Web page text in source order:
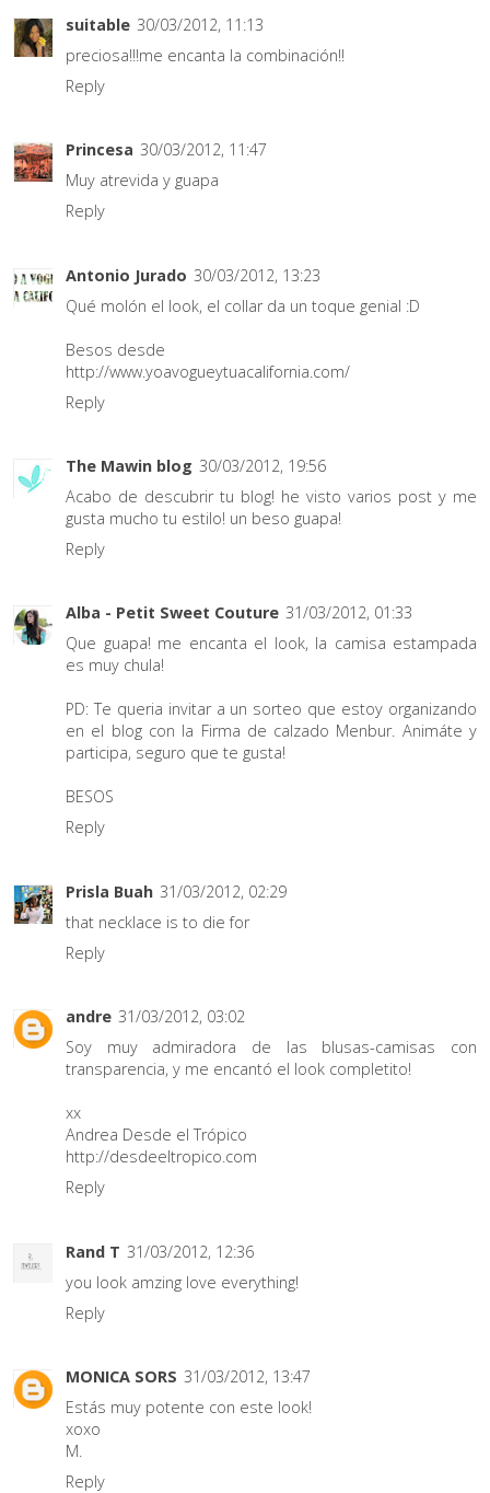
suitable 30/03/2012, 11:13
preciosa!!!me encanta la combinación!!
Reply
Princesa 30/03/2012, 11:47
Muy atrevida y guapa
Reply
Antonio Jurado 30/03/2012, 13:23
Qué molón el look, el collar da un toque genial :D
Besos desde
http://www.yoavogueytuacalifornia.com/
Reply
The Mawin blog 30/03/2012, 19:56
Acabo de descubrir tu blog! he visto varios post y me
gusta mucho tu estilo! un beso guapa!
Reply
Alba - Petit Sweet Couture 31/03/2012, 01:33
Que guapa! me encanta el look, la camisa estampada
es muy chula!
PD: Te queria invitar a un sorteo que estoy organizando
en el blog con la Firma de calzado Menbur. Animáte y
participa, seguro que te gusta!
BESOS
Reply
Prisla Buah 31/03/2012, 02:29
that necklace is to die for
Reply
andre 31/03/2012, 03:02
Soy muy admiradora de las blusas-camisas con
transparencia, y me encantó el look completito!
xx
Andrea Desde el Trópico
http://desdeeltropico.com
Reply
Rand T 31/03/2012, 12:36
you look amzing love everything!
Reply
MONICA SORS 31/03/2012, 13:47
Estás muy potente con este look!
xoxo
M.
Reply